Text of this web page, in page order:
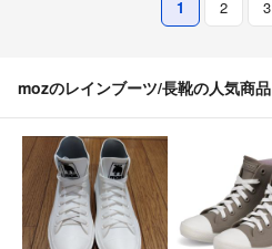
1 2 3
mozのレインブーツ/長靴の人気商品